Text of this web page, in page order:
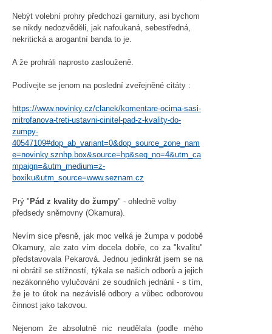
Nebýt volební prohry předchozí garnitury, asi bychom
se nikdy nedozvěděli, jak nafoukaná, sebestředná,
nekritická a arogantní banda to je.
A že prohráli naprosto zaslouženě.
Podívejte se jenom na poslední zveřejněné citáty :
https://www.novinky.cz/clanek/komentare-ocima-sasi-
mitrofanova-treti-ustavni-cinitel-pad-z-kvality-do-
zumpy-
40547109#dop_ab_variant=0&dop_source_zone_nam
e=novinky.sznhp.box&source=hp&seq_no=4&utm_ca
mpaign=&utm_medium=z-
boxiku&utm_source=www.seznam.cz
Prý "Pád z kvality do žumpy" - ohledně volby
předsedy sněmovny (Okamura).
Nevím sice přesně, jak moc velká je žumpa v podobě
Okamury, ale zato vím docela dobře, co za "kvalitu"
představovala Pekarová. Jednou jedinkrát jsem se na
ni obrátil se stížností, týkala se našich odborů a jejich
nezákonného vylučování ze soudních jednání - s tím,
že je to útok na nezávislé odbory a vůbec odborovou
činnost jako takovou.
Nejenom že absolutně nic neudělala (podle mého